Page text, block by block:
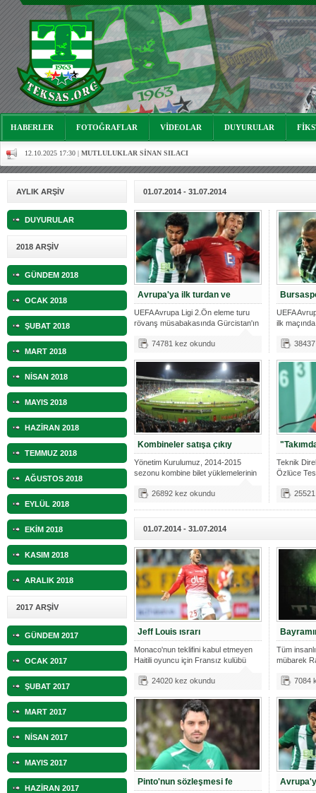
HABERLER FOTOĞRAFLAR VİDEOLAR DUYURULAR
06.07.2023 18:57 | Bursasporumuzun önü açılsın istiyoruz!
03.05.2023 13:18 | Hoş geldin Alaz Bebek!
10.04.2023 14:44 |Hoş geldin Göktuğ Bebek!
30.12.2022 18:00 |Hoş geldin Kadir Kağan Bebek!
Hoş geldin Ertuğrul Bebek!
MUTLULUKLAR SİNAN SILACI
16.07.2024 14:32 |Hoş geldin Kerem Bebek!
Hoş geldin Güneş bebek!
06.08.2023 16:16 | Mutluluklar Ceyhun Tetik
06.07.2023 18:57 | Bursasporumuzun önü açılsın istiyoruz!
03.05.2023 13:18 | Hoş geldin Alaz Bebek!
10.04.2023 14:44 | Hoş geldin Göktuğ Bebek!
Hoş geldin Kadir Kağan Bebek!
Hoş geldin Ertuğrul Bebek!
MUTLULUKLAR SİNAN SILACI
16.07.2024 14:32 |Hoş geldin Kerem Bebek!
08.01.2024 19:01 |Hoş geldin Aslan bebek!
03.01.2024 19:09 |Hoş geldin Güneş bebek!
AYLIK ARŞİV
DUYURULAR
2018 ARŞİV
GÜNDEM 2018
OCAK 2018
ŞUBAT 2018
MART 2018
NİSAN 2018
MAYIS 2018
HAZİRAN 2018
TEMMUZ 2018
AĞUSTOS 2018
EYLÜL 2018
EKİM 2018
KASIM 2018
ARALIK 2018
2017 ARŞİV
GÜNDEM 2017
OCAK 2017
ŞUBAT 2017
MART 2017
NİSAN 2017
MAYIS 2017
HAZİRAN 2017
01.07.2014 - 31.07.2014
Avrupa'ya ilk turdan ve
UEFA Avrupa Ligi 2.Ön eleme turu
rövanş müsabakasında Gürcistan'ın
74781 kez okundu
UEFA
ilk
Kombineler satışa çıkıy
Yönetim Kurulumuz, 2014-2015
sezonu kombine bilet yüklemelerinin
26892 kez okundu
Teknik
Özlüce
01.07.2014 - 31.07.2014
Jeff Louis ısrarı
Monaco'nun teklifini kabul etmeyen
Haitili oyuncu için Fransız kulübü
24020 kez okundu
Tüm
mübarek
7084
Pinto'nun sözleşmesi fe